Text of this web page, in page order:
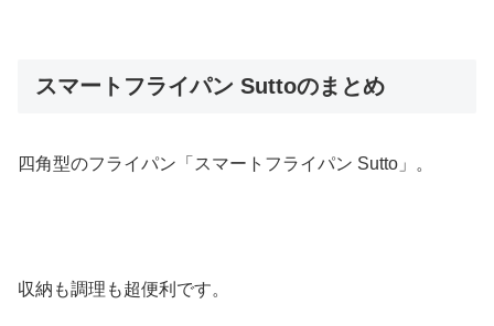
スマートフライパン Suttoのまとめ
四角型のフライパン「スマートフライパン Sutto」。
収納も調理も超便利です。